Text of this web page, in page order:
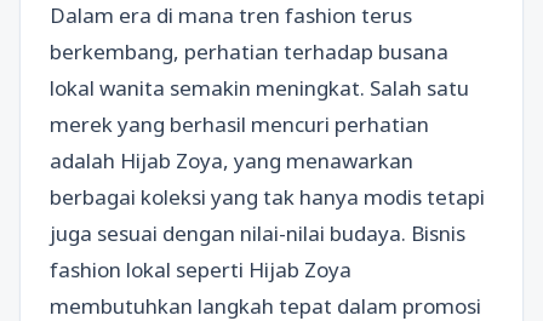
Dalam era di mana tren fashion terus
berkembang, perhatian terhadap busana
lokal wanita semakin meningkat. Salah satu
merek yang berhasil mencuri perhatian
adalah Hijab Zoya, yang menawarkan
berbagai koleksi yang tak hanya modis tetapi
juga sesuai dengan nilai-nilai budaya. Bisnis
fashion lokal seperti Hijab Zoya
membutuhkan langkah tepat dalam promosi